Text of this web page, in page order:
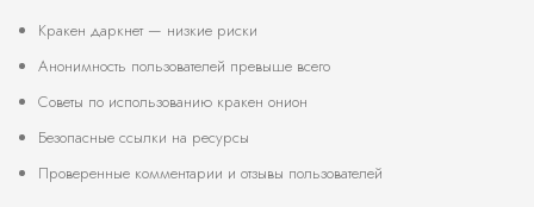
Кракен даркнет — низкие риски
Анонимность пользователей превыше всего
Советы по использованию кракен онион
Безопасные ссылки на ресурсы
Проверенные комментарии и отзывы пользователей